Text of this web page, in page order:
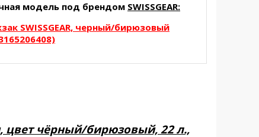
модель под брендом SWISSGEAR:
SWISSGEAR, черный/бирюзовый
цвет чёрный/бирюзовый, 22 л.,